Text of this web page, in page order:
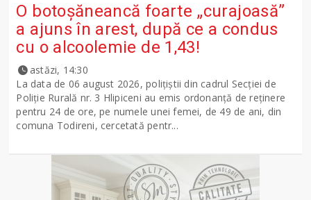
O botoșăneancă foarte „curajoasă”
a ajuns în arest, după ce a condus
cu o alcoolemie de 1,43!
astăzi, 14:30
La data de 06 august 2026, polițiștii din cadrul Secției de
Poliție Rurală nr. 3 Hlipiceni au emis ordonanță de reținere
pentru 24 de ore, pe numele unei femei, de 49 de ani, din
comuna Todireni, cercetată pentr...